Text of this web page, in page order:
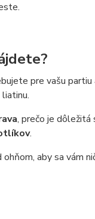
pre vašu partiu
, prečo je dôležitá
.
aby sa vám